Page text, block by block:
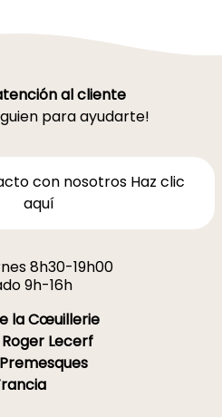
al cliente
para ayudarte!
con nosotros Haz clic
aquí
8h30-19h00
9h-16h
la Cœuillerie
Roger Lecerf